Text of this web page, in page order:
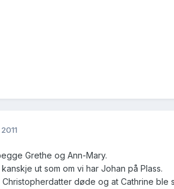
Grethe og Ann-Mary.
ut som om vi har Johan på Plass.
Christopherdatter døde og at Cathrine